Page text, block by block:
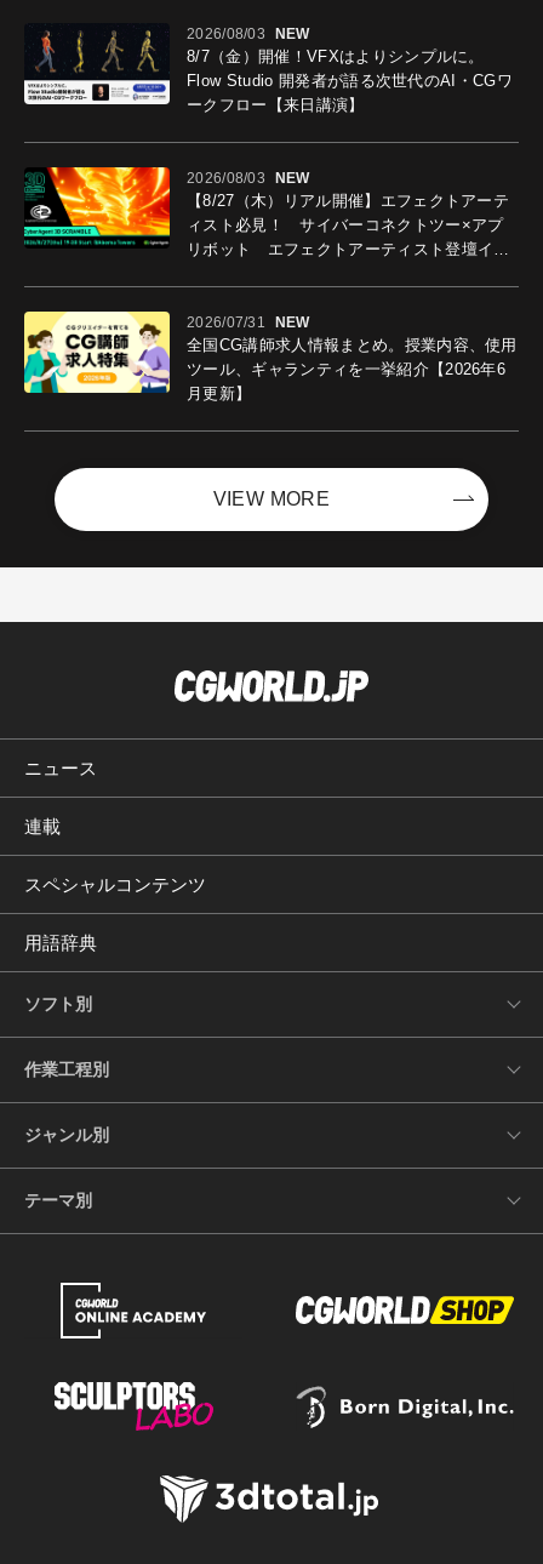
2026/08/03 NEW
8/7（金）開催！VFXはよりシンプルに。
Flow Studio 開発者が語る次世代のAI・CGワ
ークフロー【来日講演】
2026/08/03 NEW
【8/27（木）リアル開催】エフェクトアーテ
ィスト必見！ サイバーコネクトツー×アプ
リボット エフェクトアーティスト登壇イベ
2026/07/31 NEW
全国CG講師求人情報まとめ。授業内容、使用
ツール、ギャランティを一挙紹介【2026年6
月更新】
VIEW MORE
ニュース
連載
スペシャルコンテンツ
用語辞典
ソフト別
作業工程別
ジャンル別
テーマ別